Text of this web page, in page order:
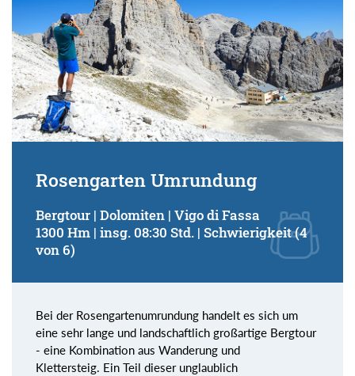
Rosengarten Umrundung
Bergtour | Dolomiten | Vigo di Fassa
1300 Hm | insg. 08:30 Std. | Schwierigkeit (4
von 6)
Bei der Rosengartenumrundung handelt es sich um
eine sehr lange und landschaftlich großartige Bergtour
- eine Kombination aus Wanderung und
Klettersteig. Ein Teil dieser unglaublich